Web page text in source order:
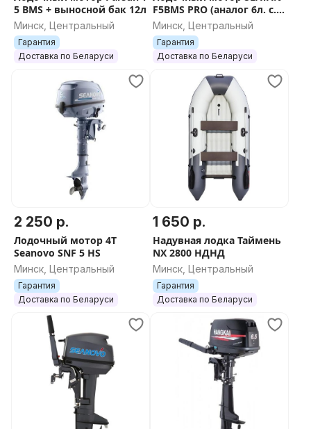
перемещать банки по длине кокпита в зависимости
от условий эксплуатации, сохраняя при этом
надежность их фиксации.
Лодка комплектуется легкими алюминиевыми
веслами со съемной лопастью. Весла
устанавливаются в эффективные поворотные
уключины, значительно облегчающие процесс
Барахолка Лодочника on Viber:
5 BMS + выносной бак 12л
Минск, Центральный
Гарантия
Доставка по Беларуси
F5BMS PRO (аналог 6л. с.),
F5BMS PRO+Бак 12л
Минск, Центральный
Гарантия
Доставка по Беларуси
2 250 р.
Лодочный мотор 4T
Seanovo SNF 5 HS
Минск, Центральный
Гарантия
Доставка по Беларуси
1 650 р.
Надувная лодка Таймень
NX 2800 НДНД
Минск, Центральный
Гарантия
Доставка по Беларуси